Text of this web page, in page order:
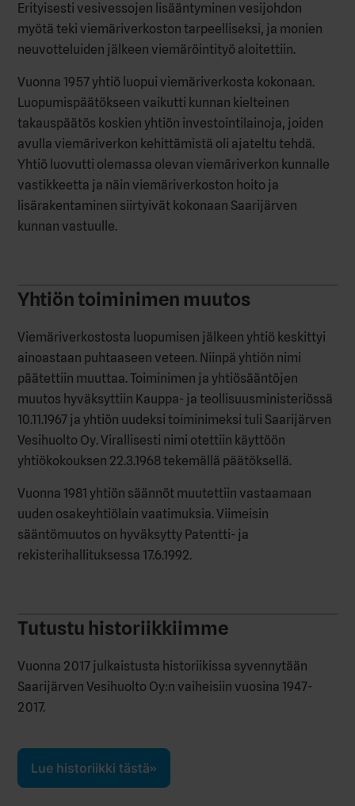
Erityisesti vesivessojen lisääntyminen vesijohdon
myötä teki viemäriverkoston tarpeelliseksi, ja monien
neuvotteluiden jälkeen viemäröintityö aloitettiin.
Vuonna 1957 yhtiö luopui viemäriverkosta kokonaan.
Luopumispäätökseen vaikutti kunnan kielteinen
takauspäätös koskien yhtiön investointilainoja, joiden
avulla viemäriverkon kehittämistä oli ajateltu tehdä.
Yhtiö luovutti olemassa olevan viemäriverkon kunnalle
vastikkeetta ja näin viemäriverkoston hoito ja
lisärakentaminen siirtyivät kokonaan Saarijärven
kunnan vastuulle.
Yhtiön toiminimen muutos
Viemäriverkostosta luopumisen jälkeen yhtiö keskittyi
ainoastaan puhtaaseen veteen. Niinpä yhtiön nimi
päätettiin muuttaa. Toiminimen ja yhtiösääntöjen
muutos hyväksyttiin Kauppa- ja teollisuusministeriössä
10.11.1967 ja yhtiön uudeksi toiminimeksi tuli Saarijärven
Vesihuolto Oy. Virallisesti nimi otettiin käyttöön
yhtiökokouksen 22.3.1968 tekemällä päätöksellä.
Vuonna 1981 yhtiön säännöt muutettiin vastaamaan
uuden osakeyhtiölain vaatimuksia. Viimeisin
sääntömuutos on hyväksytty Patentti- ja
rekisterihallituksessa 17.6.1992.
Tutustu historiikkiimme
Vuonna 2017 julkaistusta historiikissa syvennytään
Saarijärven Vesihuolto Oy:n vaiheisiin vuosina 1947-
2017.
Lue historiikki tästä